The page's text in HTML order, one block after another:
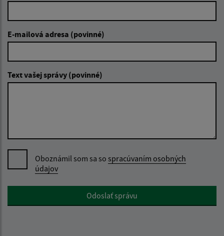
E-mailová adresa (povinné)
Text vašej správy (povinné)
Oboznámil som sa so spracúvaním osobných
údajov
Google reCaptcha ResponseOdoslať správu